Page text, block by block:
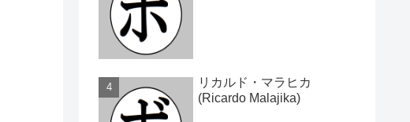
リカルド・マラヒカ
(Ricardo Malajika)